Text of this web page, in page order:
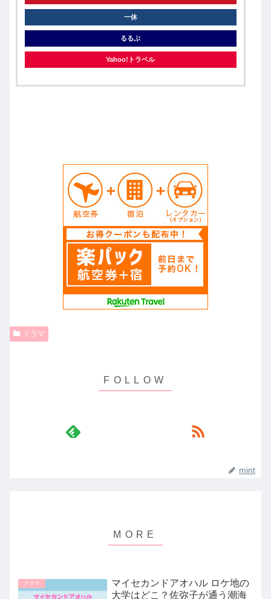
一休
るるぶ
Yahoo!トラベル
ドラマ
mint
ドラマ
マイセカンドアオハル ロケ地の
大学はどこ？佐弥子が通う潮海